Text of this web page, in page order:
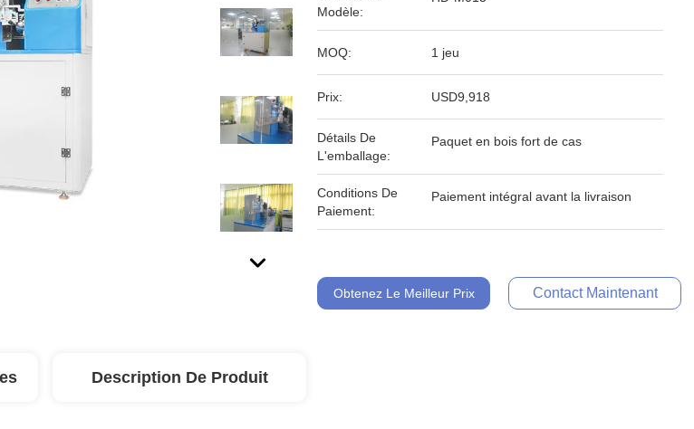
Modèle:
MOQ: 1 jeu
Prix: USD9,918
Détails De
L'emballage:
Paquet en bois fort de cas
Conditions De
Paiement:
Paiement intégral avant la livraison
Obtenez Le Meilleur Prix Contact Maintenant
Description De Produit